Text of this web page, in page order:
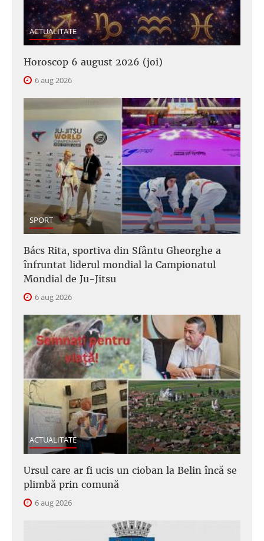
ACTUALITATE
Horoscop 6 august 2026 (joi)
6 aug 2026
SPORT
Bács Rita, sportiva din Sfântu Gheorghe a
înfruntat liderul mondial la Campionatul
Mondial de Ju-Jitsu
6 aug 2026
ACTUALITATE
Ursul care ar fi ucis un cioban la Belin încă se
plimbă prin comună
6 aug 2026